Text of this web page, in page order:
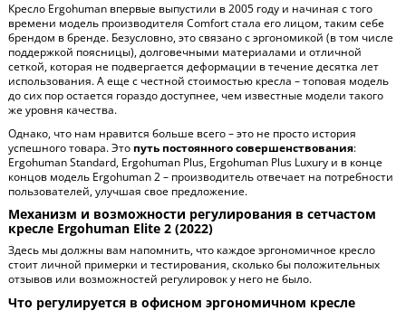
Кресло Ergohuman впервые выпустили в 2005 году и начиная с того
времени модель производителя Comfort стала его лицом, таким себе
брендом в бренде. Безусловно, это связано с эргономикой (в том числе
поддержкой поясницы), долговечными материалами и отличной
сеткой, которая не подвергается деформации в течение десятка лет
использования. А еще с честной стоимостью кресла – топовая модель
до сих пор остается гораздо доступнее, чем известные модели такого
же уровня качества.
Однако, что нам нравится больше всего – это не просто история
успешного товара. Это путь постоянного совершенствования:
Ergohuman Standard, Ergohuman Plus, Ergohuman Plus Luxury и в конце
концов модель Ergohuman 2 – производитель отвечает на потребности
пользователей, улучшая свое предложение.
Механизм и возможности регулирования в сетчастом
кресле Ergohuman Elite 2 (2022)
Здесь мы должны вам напомнить, что каждое эргономичное кресло
стоит личной примерки и тестирования, сколько бы положительных
отзывов или возможностей регулировок у него не было.
Что регулируется в офисном эргономичном кресле